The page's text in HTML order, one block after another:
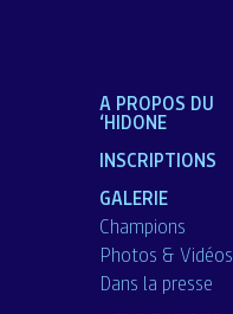
A PROPOS DU
‘HIDONE
INSCRIPTIONS
GALERIE
Champions
Photos & Vidéos
Dans la presse